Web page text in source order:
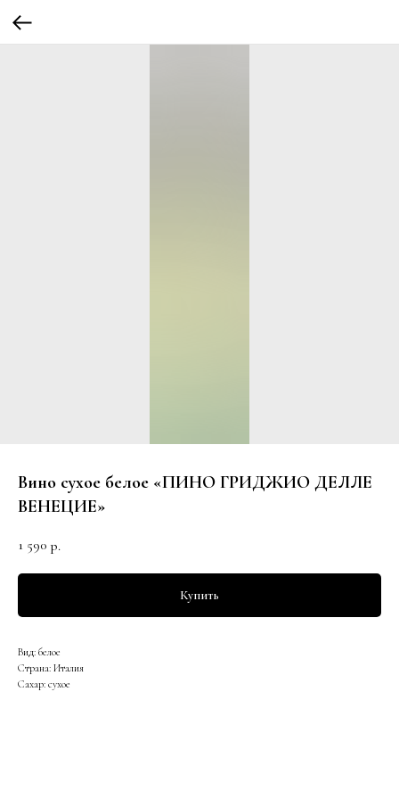
Вино сухое белое «ПИНО ГРИДЖИО ДЕЛЛЕ
ВЕНЕЦИЕ»
1 590 р.
Купить
Вид: белое
Страна: Италия
Сахар: сухое